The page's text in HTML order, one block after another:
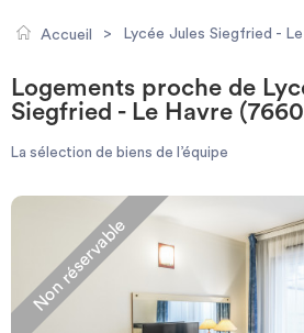
Je cherche un logement
Je propose un bien
Villes
Accueil > Lycée Jules Siegfried -
Logements proche de
Siegfried - Le Havre
La sélection de biens de l’équipe
Non réservable